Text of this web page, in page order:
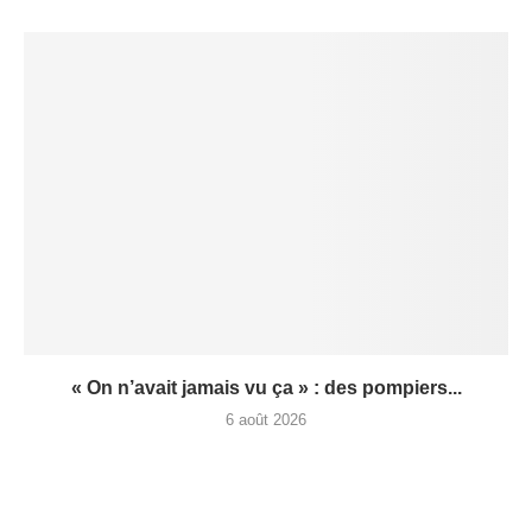
« On n’avait jamais vu ça » : des pompiers...
6 août 2026